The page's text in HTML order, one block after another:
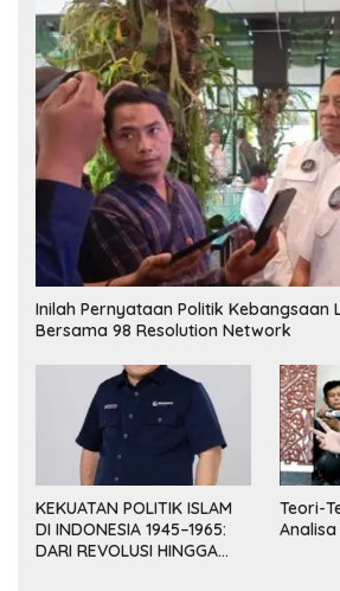
Inilah Pernyataan Politik Kebangsaan
Bersama 98 Resolution Network
KEKUATAN POLITIK ISLAM
DI INDONESIA 1945–1965:
DARI REVOLUSI HINGGA
Teori-